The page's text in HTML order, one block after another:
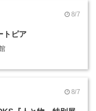
8/7
トピア
8/7